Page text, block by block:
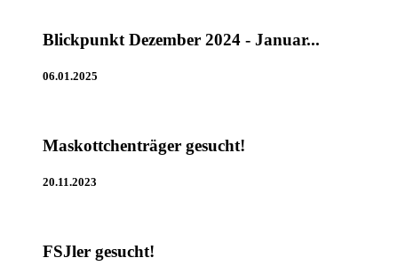
Blickpunkt Dezember 2024 - Januar...
06.01.2025
Maskottchenträger gesucht!
20.11.2023
FSJler gesucht!